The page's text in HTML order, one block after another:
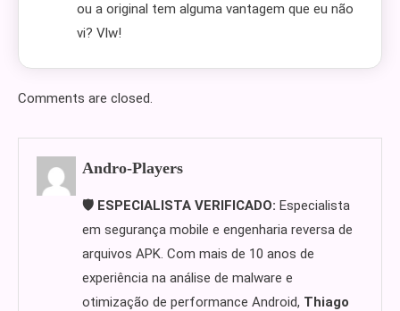
ou a original tem alguma vantagem que eu não
vi? Vlw!
Comments are closed.
Andro-Players
🛡️ ESPECIALISTA VERIFICADO: Especialista
em segurança mobile e engenharia reversa de
arquivos APK. Com mais de 10 anos de
experiência na análise de malware e
otimização de performance Android, Thiago